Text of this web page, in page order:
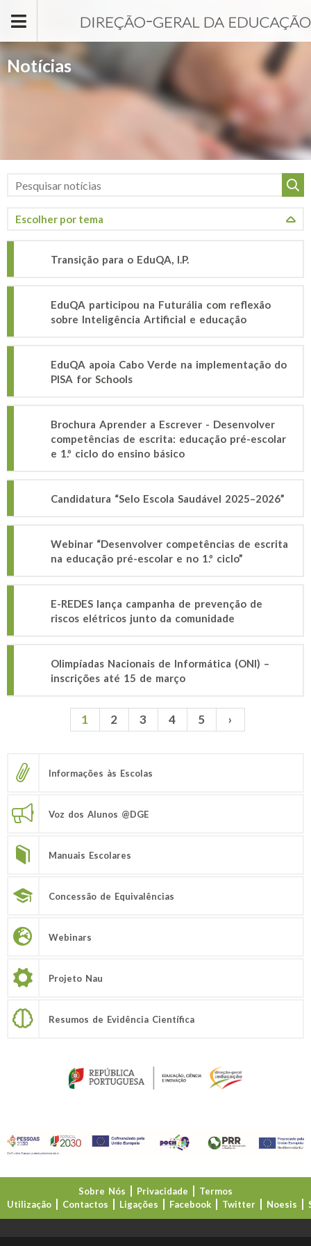
Notícias
Transição para o EduQA, I.P.
EduQA participou na Futurália com reflexão
sobre Inteligência Artificial e educação
EduQA apoia Cabo Verde na implementação do
PISA for Schools
Brochura Aprender a Escrever - Desenvolver
competências de escrita: educação pré-escolar
e 1.º ciclo do ensino básico
Candidatura “Selo Escola Saudável 2025–2026”
Webinar “Desenvolver competências de escrita
na educação pré-escolar e no 1.º ciclo”
E-REDES lança campanha de prevenção de
riscos elétricos junto da comunidade
Olimpíadas Nacionais de Informática (ONI) –
inscrições até 15 de março
1 2 3 4 5 ›
Informações às Escolas
Voz dos Alunos @DGE
Manuais Escolares
Concessão de Equivalências
Webinars
Projeto Nau
Resumos de Evidência Científica
Sobre Nós Privacidade
Termos
Utilização
Contactos Ligações Facebook Twitter Noesis